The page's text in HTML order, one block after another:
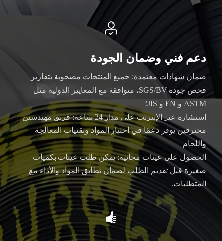

دعم فني وضمان الجودة
ضمان شهادات معتمدة: جميع المنتجات مصحوبة بتقارير
فحص جودة SGS/BV، متوافقة مع المعايير الدولية مثل
ASTM و EN و JIS؛
استشارة عبر الإنترنت على مدار 24 ساعة: فريق مهندسين
محترفين يوفر دعمًا في اختيار المواد وتقنيات المعالجة
واللحام
الحصول على عينات مجانية: يمكن طلب عينات بكميات
صغيرة قبل تقديم الطلب لضمان تطابق المواد والأداء مع
المتطلبات.
